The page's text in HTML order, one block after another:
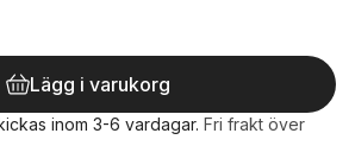
Lägg i varukorg
inom 3-6 vardagar. Fri frakt över